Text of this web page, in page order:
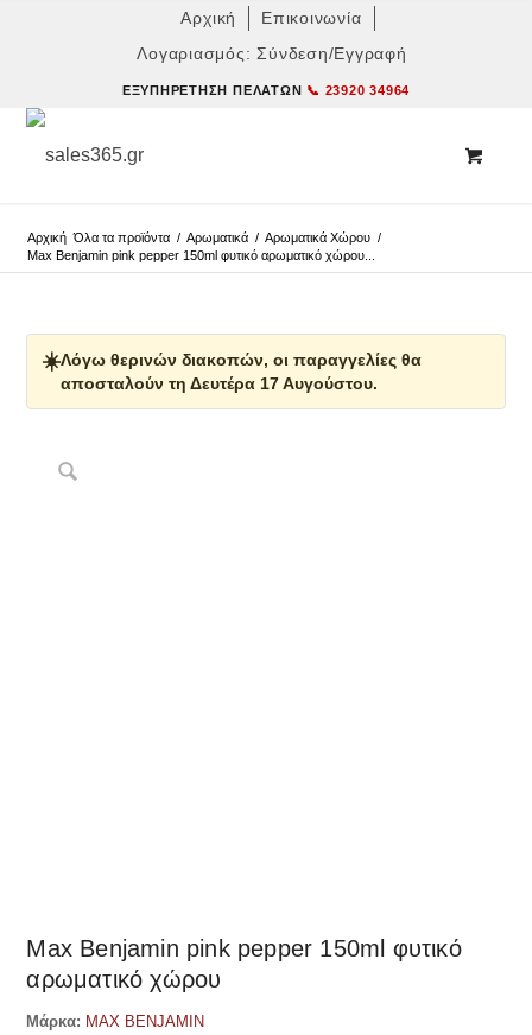
Αρχική
Επικοινωνία
Λογαριασμός: Σύνδεση/Εγγραφή
ΕΞΥΠΗΡΈΤΗΣΗ ΠΕΛΑΤΏΝ 📞 23920 34964
Αρχική Όλα τα προϊόντα / Αρωματικά / Αρωματικά Χώρου /
Max Benjamin pink pepper 150ml φυτικό αρωματικό χώρου...
☀️Λόγω θερινών διακοπών, οι παραγγελίες θα
αποσταλούν τη Δευτέρα 17 Αυγούστου.
Max Benjamin pink pepper 150ml φυτικό
αρωματικό χώρου
Μάρκα: MAX BENJAMIN